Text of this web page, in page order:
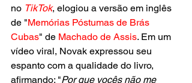
no TikTok, elogiou a versão em inglês
de "Memórias Póstumas de Brás
Cubas" de Machado de Assis. Em um
vídeo viral, Novak expressou seu
espanto com a qualidade do livro,
afirmando: "Por que vocês não me